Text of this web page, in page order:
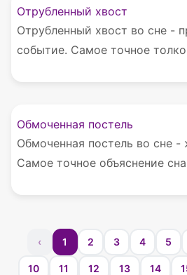
Отрубленный хвост
Отрубленный хвост во сне -
событие. Самое точное
Обмоченная постель
Обмоченная постель во сне -
Самое точное объяснение
‹ 1 2 3 4 5
10 11 12 13 14